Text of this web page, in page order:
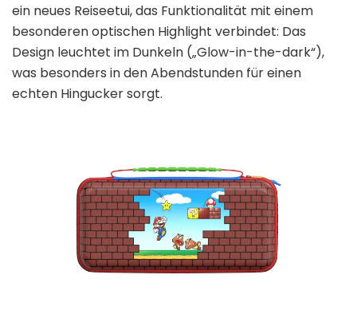
ein neues Reiseetui, das Funktionalität mit einem
besonderen optischen Highlight verbindet: Das
Design leuchtet im Dunkeln („Glow-in-the-dark“),
was besonders in den Abendstunden für einen
echten Hingucker sorgt.